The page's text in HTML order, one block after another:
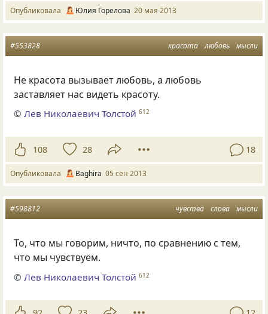
Опубликовала Юлия Горелова 20 мая 2013
красота любовь мысли
#553828
Не красота вызывает любовь, а любовь
заставляет нас видеть красоту.
©Лев Николаевич Толстой 612
108 28 18
Опубликовала Baghira 05 сен 2013
чувства слова мысли
#598812
То, что мы говорим, ничто, по сравнению с тем,
что мы чувствуем.
©Лев Николаевич Толстой 612